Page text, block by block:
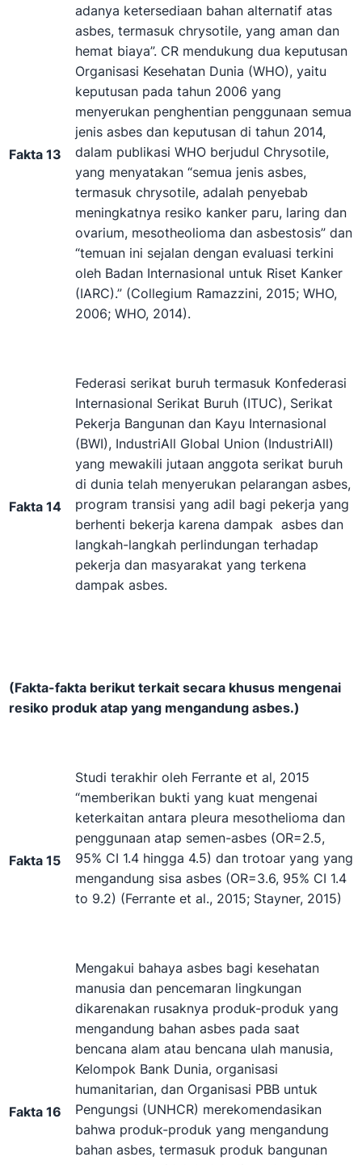
Fakta 13
adanya ketersediaan bahan alternatif atas
asbes, termasuk chrysotile, yang aman dan
hemat biaya”. CR mendukung dua keputusan
Organisasi Kesehatan Dunia (WHO), yaitu
keputusan pada tahun 2006 yang
menyerukan penghentian penggunaan semua
jenis asbes dan keputusan di tahun 2014,
dalam publikasi WHO berjudul Chrysotile,
yang menyatakan “semua jenis asbes,
termasuk chrysotile, adalah penyebab
meningkatnya resiko kanker paru, laring dan
ovarium, mesotheolioma dan asbestosis” dan
“temuan ini sejalan dengan evaluasi terkini
oleh Badan Internasional untuk Riset Kanker
(IARC).” (Collegium Ramazzini, 2015; WHO,
2006; WHO, 2014).
Fakta 14
Federasi serikat buruh termasuk Konfederasi
Internasional Serikat Buruh (ITUC), Serikat
Pekerja Bangunan dan Kayu Internasional
(BWI), IndustriAll Global Union (IndustriAll)
yang mewakili jutaan anggota serikat buruh
di dunia telah menyerukan pelarangan asbes,
program transisi yang adil bagi pekerja yang
berhenti bekerja karena dampak asbes dan
langkah-langkah perlindungan terhadap
pekerja dan masyarakat yang terkena
dampak asbes.
(Fakta-fakta berikut terkait secara khusus mengenai
resiko produk atap yang mengandung asbes.)
Fakta 15
Studi terakhir oleh Ferrante et al, 2015
“memberikan bukti yang kuat mengenai
keterkaitan antara pleura mesothelioma dan
penggunaan atap semen-asbes (OR=2.5,
95% CI 1.4 hingga 4.5) dan trotoar yang yang
mengandung sisa asbes (OR=3.6, 95% CI 1.4
to 9.2) (Ferrante et al., 2015; Stayner, 2015)
Fakta 16
Mengakui bahaya asbes bagi kesehatan
manusia dan pencemaran lingkungan
dikarenakan rusaknya produk-produk yang
mengandung bahan asbes pada saat
bencana alam atau bencana ulah manusia,
Kelompok Bank Dunia, organisasi
humanitarian, dan Organisasi PBB untuk
Pengungsi (UNHCR) merekomendasikan
bahwa produk-produk yang mengandung
bahan asbes, termasuk produk bangunan